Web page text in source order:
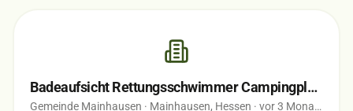
Badeaufsicht Rettungsschwimmer Campingplatz und Badeseen Mainhausen (m/w/d)
Gemeinde Mainhausen · Mainhausen, Hessen · vor 3 Monaten